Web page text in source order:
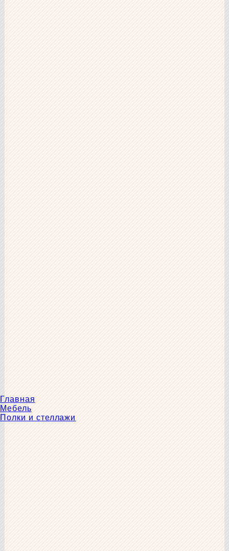
Главная
Мебель
Полки и стеллажи